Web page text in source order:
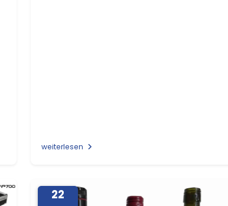
weiterlesen
22